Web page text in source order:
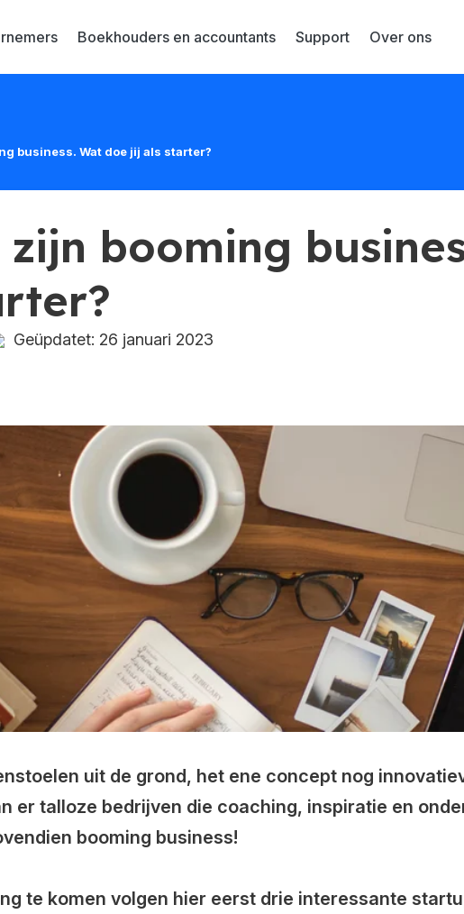
Boekhouders en accountants Support Over ons
business. Wat doe jij als starter?
booming
Geüpdatet: 26 januari 2023
uit de grond, het ene concept nog
er talloze bedrijven die coaching, inspiratie en
booming business!
te komen volgen hier eerst drie interessante